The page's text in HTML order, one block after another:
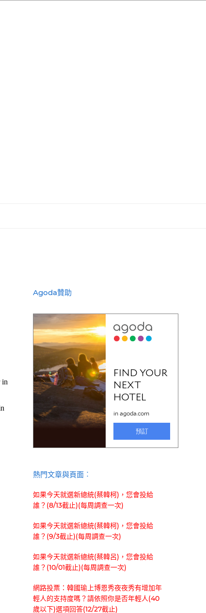
Agoda贊助
熱門文章與頁面︰
如果今天就選新總統(蔡韓柯)，您會投給
誰？(8/13截止)(每周調查一次)
如果今天就選新總統(蔡韓柯)，您會投給
誰？(9/3截止)(每周調查一次)
如果今天就選新總統(蔡韓呂)，您會投給
誰？(10/01截止)(每周調查一次)
網路投票：韓國瑜上博恩秀夜夜秀有增加年
輕人的支持度嗎？請依照你是否年輕人(40
歲以下)選項回答(12/27截止)